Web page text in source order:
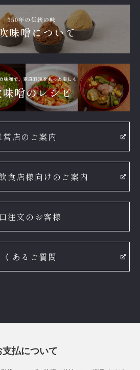
営店のご案内
食店様向けのご案内
注文のお客様
くあるご質問
支払について